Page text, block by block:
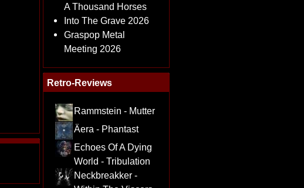
A Thousand Horses
Into The Grave 2026
Graspop Metal
Meeting 2026
Retro-Reviews
Rammstein - Mutter
Äera - Phantast
Echoes Of A Dying
World - Tribulation
Neckbreakker -